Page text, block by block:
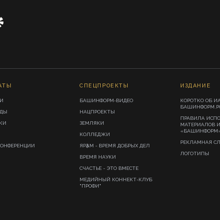
СПЕЦПРОЕКТЫ
БАШИНФОРМ-ВИДЕО
НАЦПРОЕКТЫ
ЗЕМЛЯКИ
КОЛЛЕДЖИ
ЯРҘАМ - ВРЕМЯ ДОБРЫХ ДЕЛ
ВРЕМЯ НАУКИ
СЧАСТЬЕ - ЭТО ВМЕСТЕ
МЕДИЙНЫЙ КОННЕКТ-КЛУБ
"ПРОФИ"
ИЗДАНИЕ
КОРОТКО ОБ
ПРАВИЛА
МАТЕРИАЛОВ
РЕКЛАМНАЯ
ЛОГОТИПЫ